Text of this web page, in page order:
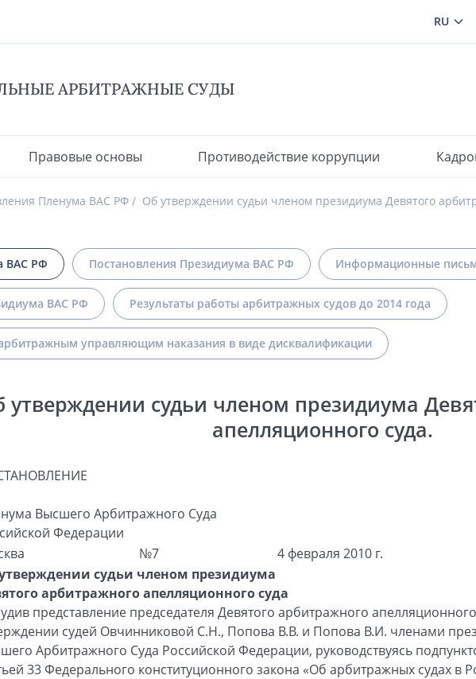
RU
АРБИТРАЖНЫЕ СУДЫ
Правовые основы Противодействие коррупции
Пленума ВАС РФ Об утверждении судьи членом президиума Девятого
ВАС РФ Постановления Президиума ВАС РФ Информационные
ВАС РФ Результаты работы арбитражных судов до 2014 года
управляющим наказания в виде дисквалификации
утверждении судьи членом президиума
апелляционного суда.
Высшего Арбитражного Суда
Федерации
№7
4 февраля 2010 г.
судьи членом президиума
арбитражного апелляционного суда
представление председателя Девятого арбитражного
судей Овчинниковой С.Н., Попова В.В. и Попова В.И. членами
Арбитражного Суда Российской Федерации, руководствуясь
33 Федерального конституционного закона «Об арбитражных судах в